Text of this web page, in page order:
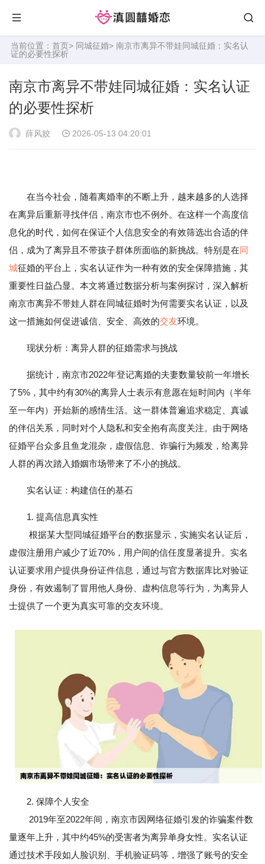
当前位置： 首页> 同城征婚> 南京市离异不带娃同城征婚：实名认
证的必要性探析
南京市离异不带娃同城征婚：实名认证
的必要性探析
薛风姣 2026-05-13 04:20:01
在当今社会，随着离婚率的不断上升，越来越多的人选择
在离异后重新寻找伴侣，南京市也不例外。在这样一个高度信
息化的时代，如何在保证个人信息安全的有效筛选出合适的伴
侣，成为了离异且不带孩子群体所面临的新挑战。特别是在同
城征婚的平台上，实名认证作为一种有效的安全保障措施，其
重要性日益凸显。本文将通过数据分析与案例探讨，深入解析
南京市离异不带娃人群在同城征婚时为何需要实名认证，以及
这一措施如何促进诚信、安全、高效的交友环境。
现状分析：离异人群的征婚需求与挑战
据统计，南京市2022年登记离婚的夫妻数量较前一年增长
了5%，其中约有30%的离异人士表示有意愿在短时间内（半年
至一年内）开始新的感情生活。这一群体普遍追求稳定、真诚
的伴侣关系，同时对个人隐私和安全抱有高度关注。由于网络
征婚平台众多且鱼龙混杂，虚假信息、诈骗行为频发，给离异
人群的再次踏入婚姻市场带来了不小的挑战。
实名认证：构建信任的基石
1. 提高信息真实性
根据某大型同城征婚平台的数据显示，实施实名认证后，
虚假注册用户减少了近70%，用户间的信任度显著提升。实名
认证要求用户提供身份证件信息，通过与官方数据库比对验证
身份，有效遏制了冒用他人身份、虚构信息等行为，为离异人
士提供了一个更为真实可靠的交友环境。
2. 保障个人安全
2019年至2022年间，南京市因网络征婚引发的诈骗案件数
量逐年上升，其中约45%的受害者为离异单身女性。实名认证
通过技术手段如人脸识别、手机验证码等，增强了账号的安全